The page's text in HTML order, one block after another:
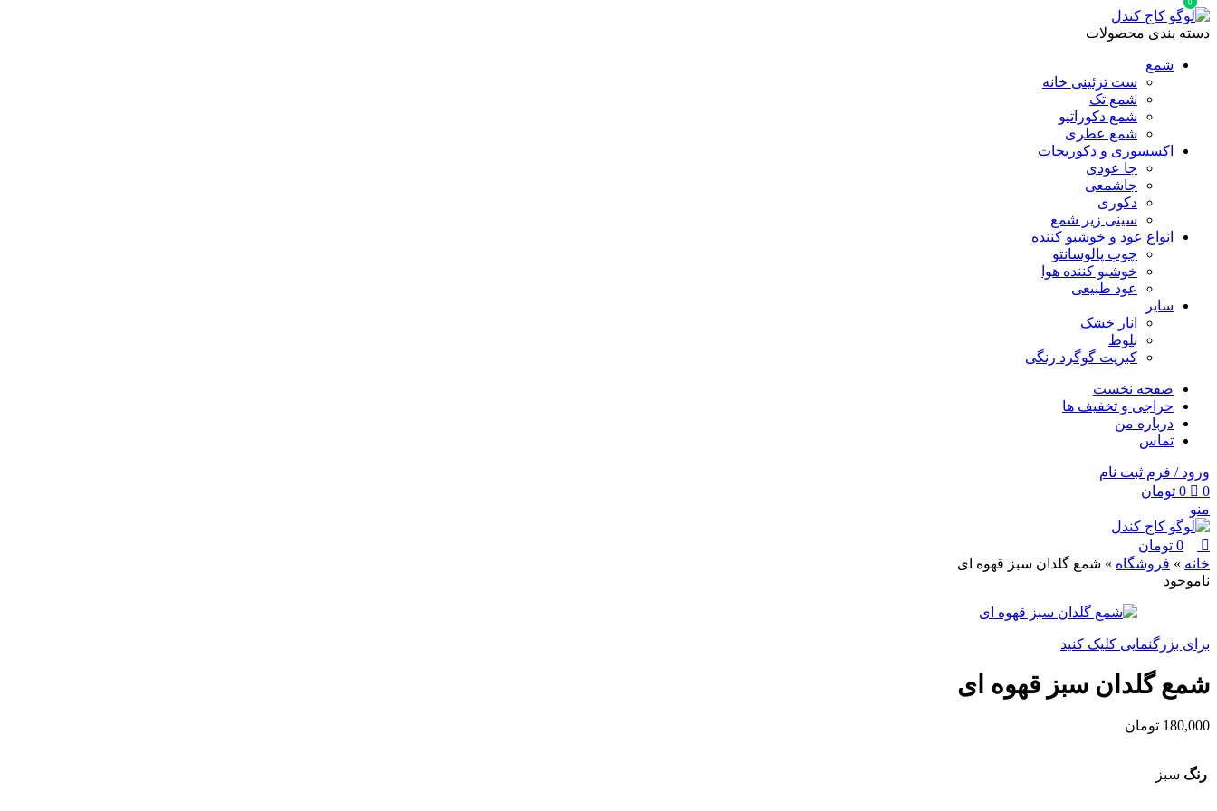
دسته بندی محصولات
شمع
ست تزئینی خانه
شمع تک
شمع دکوراتیو
شمع عطری
اکسسوری و دکوریجات
جا عودی
جاشمعی
دکوری
سینی زیر شمع
انواع عود و خوشبو کننده
چوب پالوسانتو
خوشبو کننده هوا
عود طبیعی
سایر
انار خشک
بلوط
کبریت گوگرد رنگی
صفحه نخست
حراجی و تخفیف ها
درباره من
تماس
ورود / فرم ثبت نام
0
0 تومان
منو
0
0 تومان
خانه » فروشگاه » شمع گلدان سبز قهوه ای
ناموجود
برای بزرگنمایی کلیک کنید
شمع گلدان سبز قهوه ای
180,000 تومان
رنگ سبز